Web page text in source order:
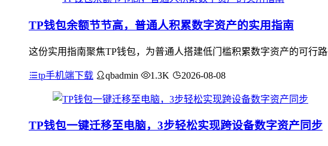
TP钱包余额节节高，普通人积累数字资产的实用指南
这份实用指南聚焦TP钱包，为普通人搭建低门槛积累数字资产的可行
tp手机端下载 qbadmin 1.3K 2026-08-08
TP钱包一键迁移至电脑，3步轻松实现跨设备数字资产同步